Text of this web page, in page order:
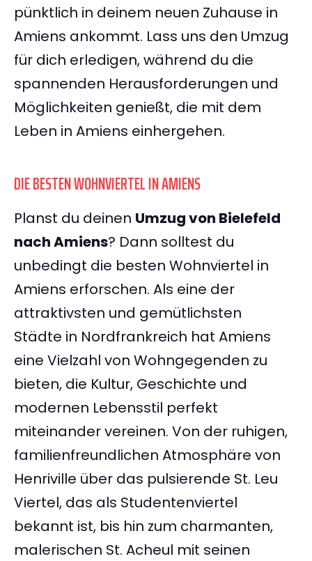
pünktlich in deinem neuen Zuhause in
Amiens ankommt. Lass uns den Umzug
für dich erledigen, während du die
spannenden Herausforderungen und
Möglichkeiten genießt, die mit dem
Leben in Amiens einhergehen.
DIE BESTEN WOHNVIERTEL IN AMIENS
Planst du deinen Umzug von Bielefeld
nach Amiens? Dann solltest du
unbedingt die besten Wohnviertel in
Amiens erforschen. Als eine der
attraktivsten und gemütlichsten
Städte in Nordfrankreich hat Amiens
eine Vielzahl von Wohngegenden zu
bieten, die Kultur, Geschichte und
modernen Lebensstil perfekt
miteinander vereinen. Von der ruhigen,
familienfreundlichen Atmosphäre von
Henriville über das pulsierende St. Leu
Viertel, das als Studentenviertel
bekannt ist, bis hin zum charmanten,
malerischen St. Acheul mit seinen